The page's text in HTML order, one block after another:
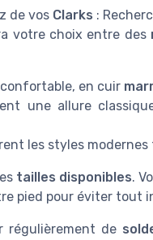
de vos Clarks :
votre choix entre des
en cuir
une allure
les styles
tailles disponibles.
pied pour éviter tout
régulièrement de